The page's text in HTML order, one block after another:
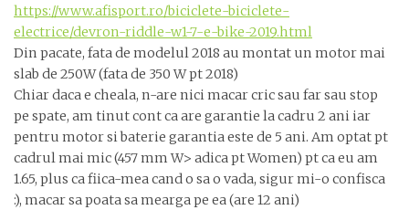
https://www.afisport.ro/biciclete-biciclete-
electrice/devron-riddle-w1-7-e-bike-2019.html
Din pacate, fata de modelul 2018 au montat un motor mai
slab de 250W (fata de 350 W pt 2018)
Chiar daca e cheala, n-are nici macar cric sau far sau stop
pe spate, am tinut cont ca are garantie la cadru 2 ani iar
pentru motor si baterie garantia este de 5 ani. Am optat pt
cadrul mai mic (457 mm W> adica pt Women) pt ca eu am
1.65, plus ca fiica-mea cand o sa o vada, sigur mi-o confisca
:), macar sa poata sa mearga pe ea (are 12 ani)